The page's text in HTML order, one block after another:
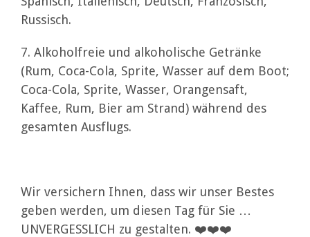
Russisch.
7. Alkoholfreie und alkoholische Getränke
(Rum, Coca-Cola, Sprite, Wasser auf dem Boot;
Coca-Cola, Sprite, Wasser, Orangensaft,
Kaffee, Rum, Bier am Strand) während des
gesamten Ausflugs.
Wir versichern Ihnen, dass wir unser Bestes
geben werden, um diesen Tag für Sie …
UNVERGESSLICH zu gestalten. ❤️❤️❤️